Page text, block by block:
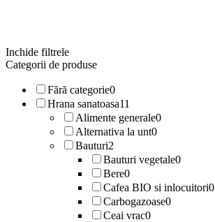
Inchide filtrele
Categorii de produse
Fără categorie0
Hrana sanatoasa11
Alimente generale0
Alternativa la unt0
Bauturi2
Bauturi vegetale0
Bere0
Cafea BIO si inlocuitori0
Carbogazoase0
Ceai vrac0